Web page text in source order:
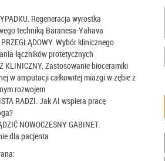
Regeneracja wyrostka
techniką Baranesa-Yahava
Wybór klinicznego
łączników protetycznych
KLINICZNY. Zastosowanie bioceramiki
w amputacji całkowitej miazgi w zębie z
rozwojem
RADZI. Jak AI wspiera pracę
NOWOCZESNY GABINET.
dla pacjenta